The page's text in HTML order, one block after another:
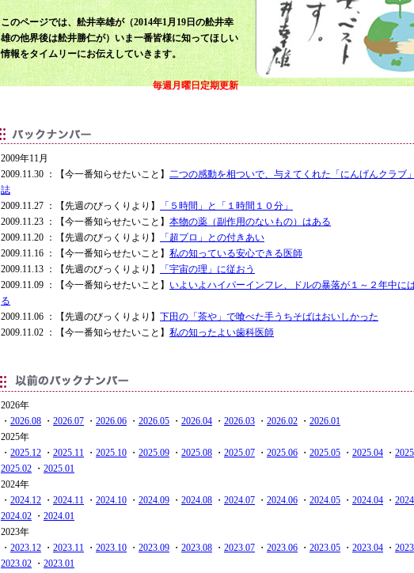
このページでは、舩井幸雄が（2014年1月19日の舩井幸
雄の他界後は舩井勝仁が）いま一番皆様に知ってほしい
情報をタイムリーにお伝えしていきます。
毎週月曜日定期更新
2009年11月
2009.11.30 ：【今一番知らせたいこと】 二つの感動を相ついで、与えてくれた「にんげんクラブ
誌
2009.11.27 ：【先週のびっくりより】
「５時間」と「１時間１０分」
2009.11.23 ：【今一番知らせたいこと】 本物の薬（副作用のないもの）はある
2009.11.20 ：【先週のびっくりより】
「超プロ」との付きあい
2009.11.16 ：【今一番知らせたいこと】 私の知っている安心できる医師
2009.11.13 ：【先週のびっくりより】
「宇宙の理」に従おう
2009.11.09 ：【今一番知らせたいこと】 いよいよハイパーインフレ、ドルの暴落が１～２年中に
る
2009.11.06 ：【先週のびっくりより】 下田の「茶や」で喰べた手うちそばはおいしかった
2009.11.02 ：【今一番知らせたいこと】 私の知ったよい歯科医師
2026年
・ 2026.08 ・ 2026.07 ・ 2026.06 ・ 2026.05 ・ 2026.04 ・ 2026.03 ・ 2026.02 ・ 2026.01
2025年
・ 2025.12 ・ 2025.11 ・ 2025.10 ・ 2025.09 ・ 2025.08 ・ 2025.07 ・ 2025.06 ・ 2025.05 ・ 2025.04 ・
2025.02 ・ 2025.01
2024年
・ 2024.12 ・ 2024.11 ・ 2024.10 ・ 2024.09 ・ 2024.08 ・ 2024.07 ・ 2024.06 ・ 2024.05 ・ 2024.04 ・
2024.02 ・ 2024.01
2023年
・ 2023.12 ・ 2023.11 ・ 2023.10 ・ 2023.09 ・ 2023.08 ・ 2023.07 ・ 2023.06 ・ 2023.05 ・ 2023.04 ・
2023.02 ・ 2023.01